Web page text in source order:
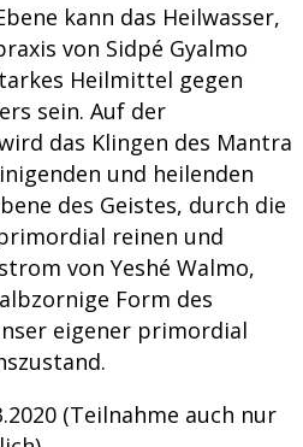
kann das Heilwasser,
von Sidpé Gyalmo
Heilmittel gegen
sein. Auf der
das Klingen des Mantra
und heilenden
des Geistes, durch die
reinen und
von Yeshé Walmo,
Form des
eigener primordial
(Teilnahme auch nur